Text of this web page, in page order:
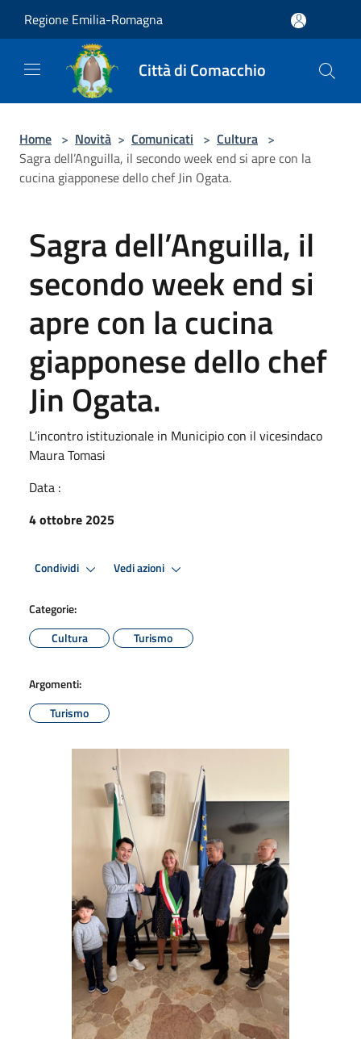
Regione Emilia-Romagna
Città di Comacchio
Home > Novità > Comunicati > Cultura >
Sagra dell’Anguilla, il secondo week end si apre con la
cucina giapponese dello chef Jin Ogata.
Sagra dell’Anguilla, il
secondo week end si
apre con la cucina
giapponese dello chef
Jin Ogata.
L’incontro istituzionale in Municipio con il vicesindaco
Maura Tomasi
Data :
4 ottobre 2025
Condividi Vedi azioni
Categorie:
Cultura
Turismo
Argomenti:
Turismo